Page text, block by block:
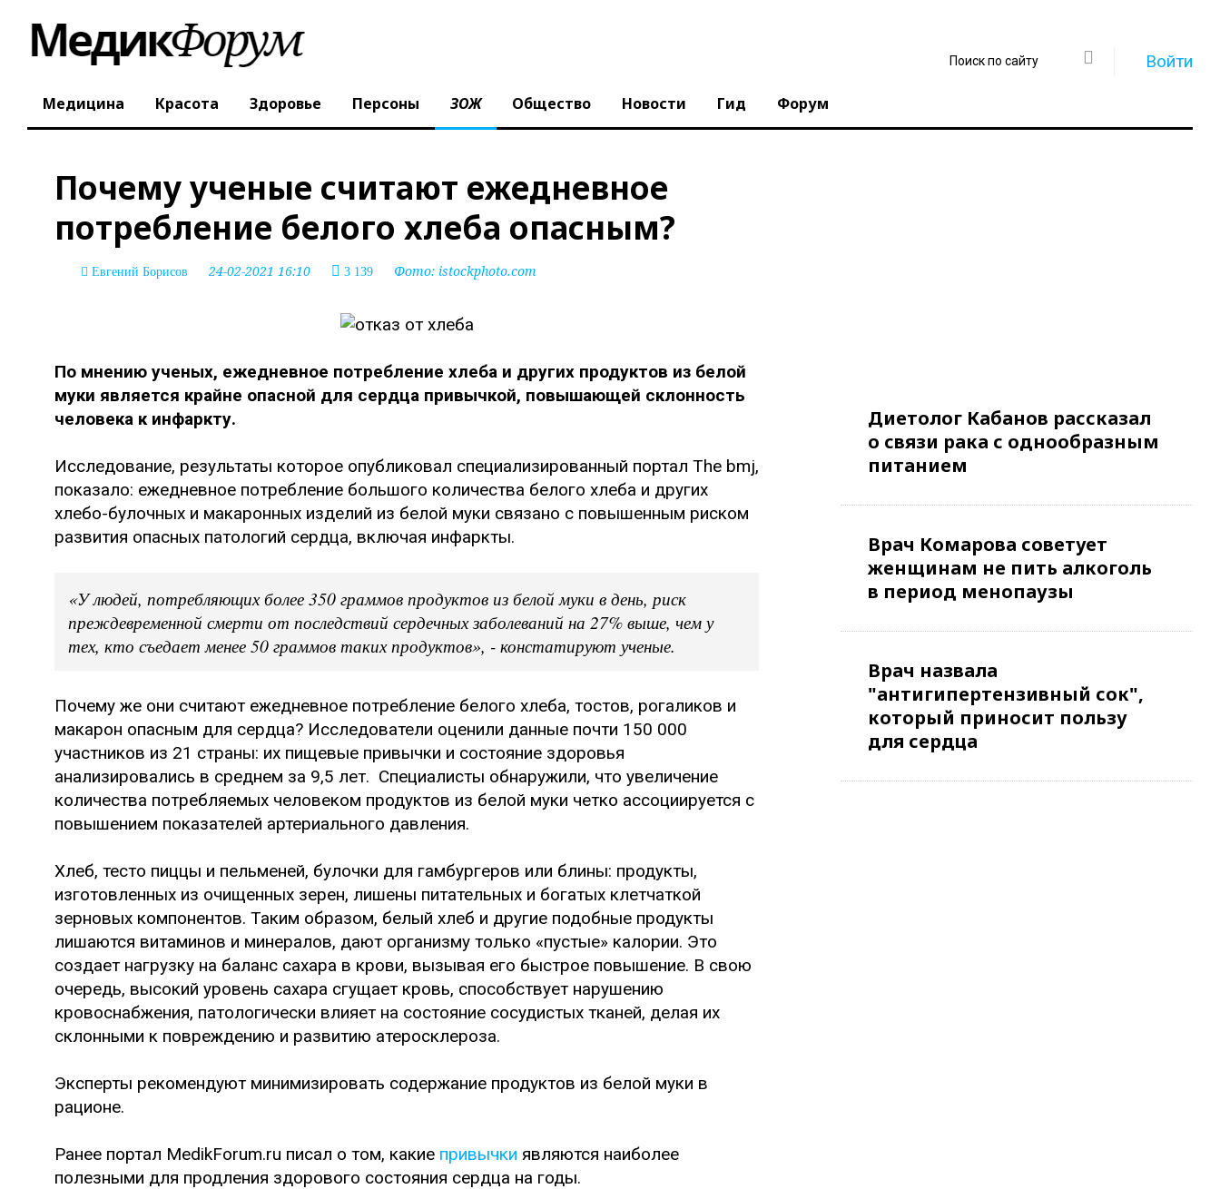
Войти
Медицина Красота Здоровье Персоны ЗОЖ Общество Новости Гид Форум
Почему ученые считают ежедневное
потребление белого хлеба опасным?
Евгений Борисов 24-02-2021 16:10 3 139 Фото: istockphoto.com
По мнению ученых, ежедневное потребление хлеба и других продуктов из белой
муки является крайне опасной для сердца привычкой, повышающей склонность
человека к инфаркту.
Исследование, результаты которое опубликовал специализированный портал The bmj,
показало: ежедневное потребление большого количества белого хлеба и других
хлебо-булочных и макаронных изделий из белой муки связано с повышенным риском
развития опасных патологий сердца, включая инфаркты.
«У людей, потребляющих более 350 граммов продуктов из белой муки в день, риск
преждевременной смерти от последствий сердечных заболеваний на 27% выше, чем у
тех, кто съедает менее 50 граммов таких продуктов», - констатируют ученые.
Почему же они считают ежедневное потребление белого хлеба, тостов, рогаликов и
макарон опасным для сердца? Исследователи оценили данные почти 150 000
участников из 21 страны: их пищевые привычки и состояние здоровья
анализировались в среднем за 9,5 лет. Специалисты обнаружили, что увеличение
количества потребляемых человеком продуктов из белой муки четко ассоциируется с
повышением показателей артериального давления.
Хлеб, тесто пиццы и пельменей, булочки для гамбургеров или блины: продукты,
изготовленных из очищенных зерен, лишены питательных и богатых клетчаткой
зерновых компонентов. Таким образом, белый хлеб и другие подобные продукты
лишаются витаминов и минералов, дают организму только «пустые» калории. Это
создает нагрузку на баланс сахара в крови, вызывая его быстрое повышение. В свою
очередь, высокий уровень сахара сгущает кровь, способствует нарушению
кровоснабжения, патологически влияет на состояние сосудистых тканей, делая их
склонными к повреждению и развитию атеросклероза.
Эксперты рекомендуют минимизировать содержание продуктов из белой муки в
рационе.
Ранее портал MedikForum.ru писал о том, какие привычки являются наиболее
полезными для продления здорового состояния сердца на годы.
Диетолог Кабанов рассказал
о связи рака с однообразным
питанием
Врач Комарова советует
женщинам не пить алкоголь
в период менопаузы
Врач назвала
"антигипертензивный сок",
который приносит пользу
для сердца